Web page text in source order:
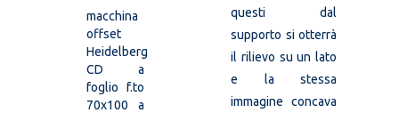
macchina
offset
Heidelberg
CD a
foglio f.to
70x100 a
questi dal
supporto si otterrà
il rilievo su un lato
e la stessa
immagine concava